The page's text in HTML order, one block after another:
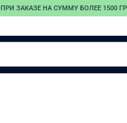
ПРИ ЗАКАЗЕ НА СУММУ БОЛЕЕ 1500